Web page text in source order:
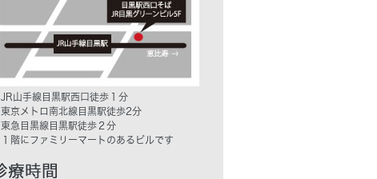
JR山手線目黒駅西口徒歩１分
東京メトロ南北線目黒駅徒歩2分
東急目黒線目黒駅徒歩２分
１階にファミリーマートのあるビルです